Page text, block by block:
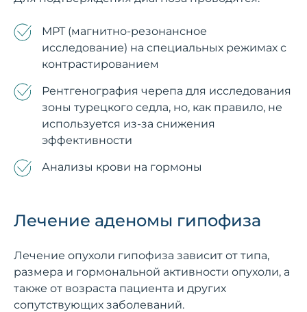
МРТ (магнитно-резонансное
исследование) на специальных режимах с
контрастированием
Рентгенография черепа для исследования
зоны турецкого седла, но, как правило, не
используется из-за снижения
эффективности
Анализы крови на гормоны
Лечение аденомы гипофиза
Лечение опухоли гипофиза зависит от типа,
размера и гормональной активности опухоли, а
также от возраста пациента и других
сопутствующих заболеваний.